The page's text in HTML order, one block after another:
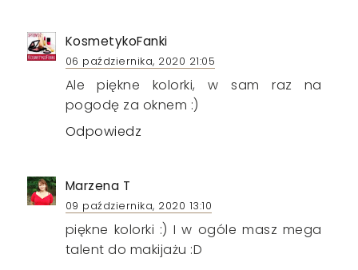
KosmetykoFanki
06 października, 2020 21:05
Ale piękne kolorki, w sam raz na
pogodę za oknem :)
Odpowiedz
Marzena T
09 października, 2020 13:10
piękne kolorki :) I w ogóle masz mega
talent do makijażu :D